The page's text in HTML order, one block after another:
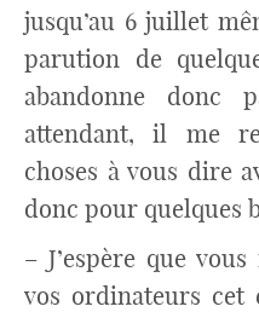
jusqu’au 6 juillet
parution de
abandonne donc
attendant, il me
choses à vous dire
donc pour quelques
– J’espère que
vos ordinateurs cet